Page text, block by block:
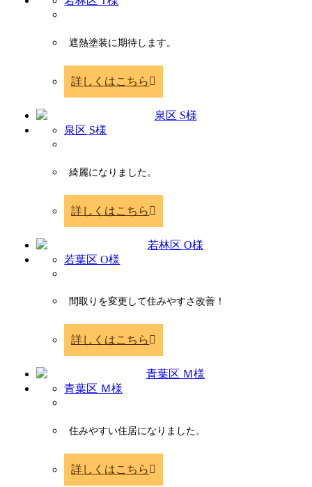
遮熱塗装に期待します。
詳しくはこちら
泉区 S様
綺麗になりました。
詳しくはこちら
若葉区 O様
間取りを変更して住みやすさ改善！
詳しくはこちら
青葉区 Ｍ様
住みやすい住居になりました。
詳しくはこちら